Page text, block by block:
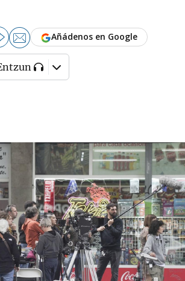
Añádenos en Google